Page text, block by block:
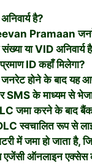
है?
Pramaan
या VID अनिवार्य
ID कहाँ मिलेगा?
होने के बाद यह
SMS के माध्यम से
जमा करने के बाद बैंक
स्वचालित रूप से
में जमा हो जाता
एजेंसी ऑनलाइन